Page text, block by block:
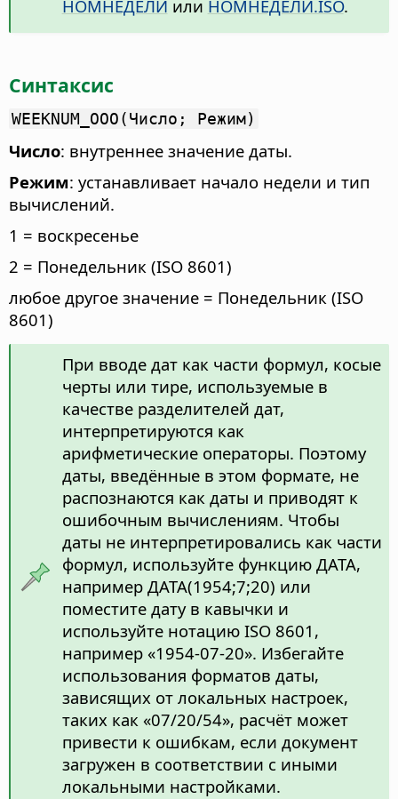
НОМНЕДЕЛИ или НОМНЕДЕЛИ.ISO.
Синтаксис
WEEKNUM_OOO(Число; Режим)
Число: внутреннее значение даты.
Режим: устанавливает начало недели и тип
вычислений.
1 = воскресенье
2 = Понедельник (ISO 8601)
любое другое значение = Понедельник (ISO
8601)
При вводе дат как части формул, косые
черты или тире, используемые в
качестве разделителей дат,
интерпретируются как
арифметические операторы. Поэтому
даты, введённые в этом формате, не
распознаются как даты и приводят к
ошибочным вычислениям. Чтобы
даты не интерпретировались как части
формул, используйте функцию ДАТА,
например ДАТА(1954;7;20) или
поместите дату в кавычки и
используйте нотацию ISO 8601,
например «1954-07-20». Избегайте
использования форматов даты,
зависящих от локальных настроек,
таких как «07/20/54», расчёт может
привести к ошибкам, если документ
загружен в соответствии с иными
локальными настройками.